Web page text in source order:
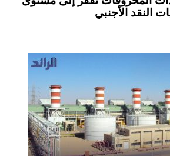
النقد الأجنبي